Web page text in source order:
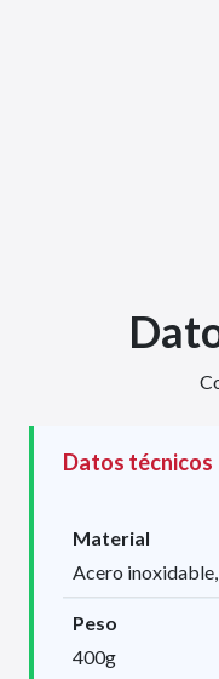
Datos técnicos
Material
Acero
Peso
400g